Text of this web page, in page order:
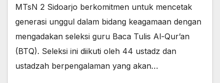
MTsN 2 Sidoarjo berkomitmen untuk mencetak
generasi unggul dalam bidang keagamaan dengan
mengadakan seleksi guru Baca Tulis Al-Qur’an
(BTQ). Seleksi ini diikuti oleh 44 ustadz dan
ustadzah berpengalaman yang akan…